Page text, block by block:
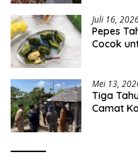
Juli 16,
Pepes
Cocok
Mei 13,
Tiga
Camat